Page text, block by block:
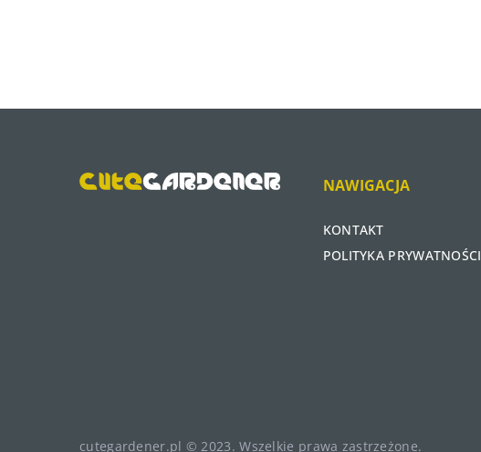
NAWIGACJA
KONTAKT
POLITYKA PRYWATNOŚCI
cutegardener.pl © 2023. Wszelkie prawa zastrzeżone.